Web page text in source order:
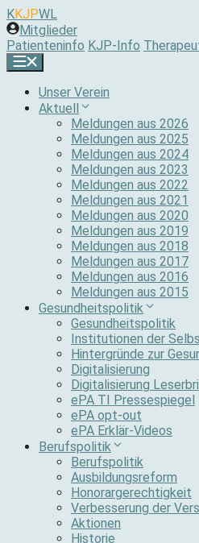
Zum
Inhalt
springen
KKJPWL
Mitglieder
Patienteninfo KJP-Info
Unser Verein
Aktuell
Meldungen aus 2026
Meldungen aus 2025
Meldungen aus 2024
Meldungen aus 2023
Meldungen aus 2022
Meldungen aus 2021
Meldungen aus 2020
Meldungen aus 2019
Meldungen aus 2018
Meldungen aus 2017
Meldungen aus 2016
Meldungen aus 2015
Gesundheitspolitik
Gesundheitspolitik
Institutionen der
Hintergründe zur
Digitalisierung
Digitalisierung
ePA TI Pressespiegel
ePA opt-out
ePA Erklär-Videos
Berufspolitik
Berufspolitik
Ausbildungsreform
Honorargerechtigkeit
Verbesserung der
Aktionen
Historie